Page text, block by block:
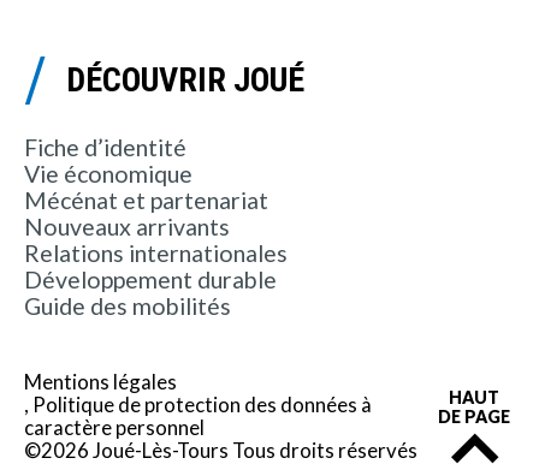
DÉCOUVRIR JOUÉ
Fiche d’identité
Vie économique
Mécénat et partenariat
Nouveaux arrivants
Relations internationales
Développement durable
Guide des mobilités
Mentions légales
Politique de protection des données à
caractère personnel
©2026 Joué-Lès-Tours Tous droits réservés
HAUT
DE PAGE